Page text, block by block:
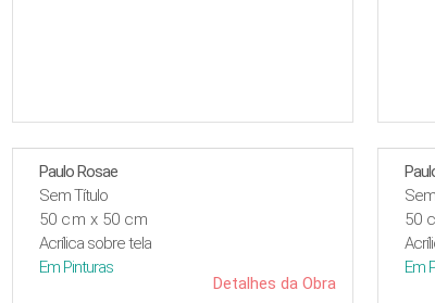
Paulo Rosae
Sem Título
50 cm x 50 cm
Acrílica sobre tela
Em Pinturas
Detalhes da Obra
50
Em